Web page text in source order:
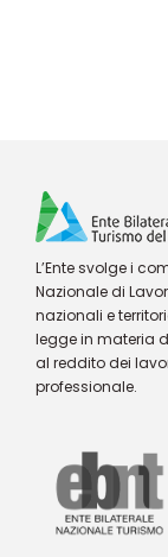
L’Ente svolge i
Nazionale di
nazionali e
legge in materia
al reddito dei
professionale.